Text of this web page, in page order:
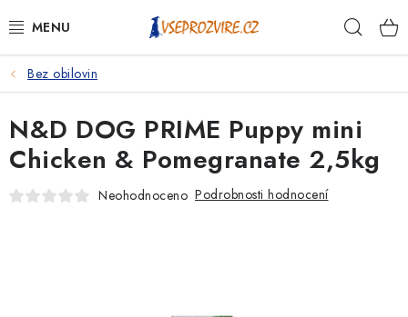
na
PSI
KOČKY
KONĚ
Bez obilovin
N&D DOG PRIME Puppy mini
Chicken & Pomegranate 2,5kg
Neohodnoceno Podrobnosti hodnocení